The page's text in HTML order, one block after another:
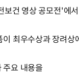
보건 영상 공모전'에서
최우수상과 장려상
주요 내용을